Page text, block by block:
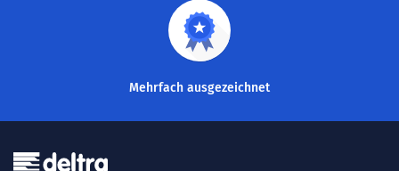
Mehrfach ausgezeichnet